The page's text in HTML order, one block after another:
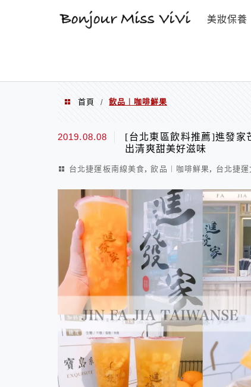
美妝保養
首頁 / 飲品︱咖啡鮮果
飲品︱咖啡鮮果
2019.08.08
[台北東區飲料推薦]進發家
出清爽甜美好滋味
台北捷運板南線美食,飲品︱咖啡鮮果, 台北捷